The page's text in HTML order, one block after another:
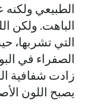
الطبيعي ولكنه
الباهت. ولكن
التي تشربها،
الصفراء في
زادت شفافية
يصبح اللون